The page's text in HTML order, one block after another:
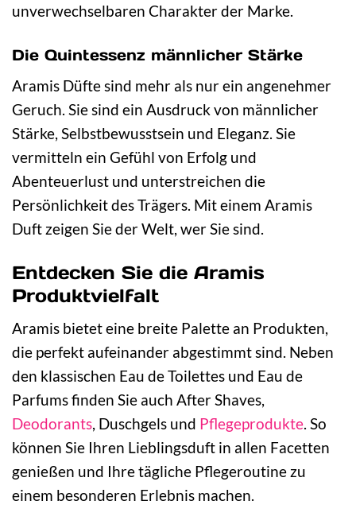
unverwechselbaren Charakter der Marke.
Die Quintessenz männlicher Stärke
Aramis Düfte sind mehr als nur ein angenehmer
Geruch. Sie sind ein Ausdruck von männlicher
Stärke, Selbstbewusstsein und Eleganz. Sie
vermitteln ein Gefühl von Erfolg und
Abenteuerlust und unterstreichen die
Persönlichkeit des Trägers. Mit einem Aramis
Duft zeigen Sie der Welt, wer Sie sind.
Entdecken Sie die Aramis
Produktvielfalt
Aramis bietet eine breite Palette an Produkten,
die perfekt aufeinander abgestimmt sind. Neben
den klassischen Eau de Toilettes und Eau de
Parfums finden Sie auch After Shaves,
Deodorants, Duschgels und Pflegeprodukte. So
können Sie Ihren Lieblingsduft in allen Facetten
genießen und Ihre tägliche Pflegeroutine zu
einem besonderen Erlebnis machen.